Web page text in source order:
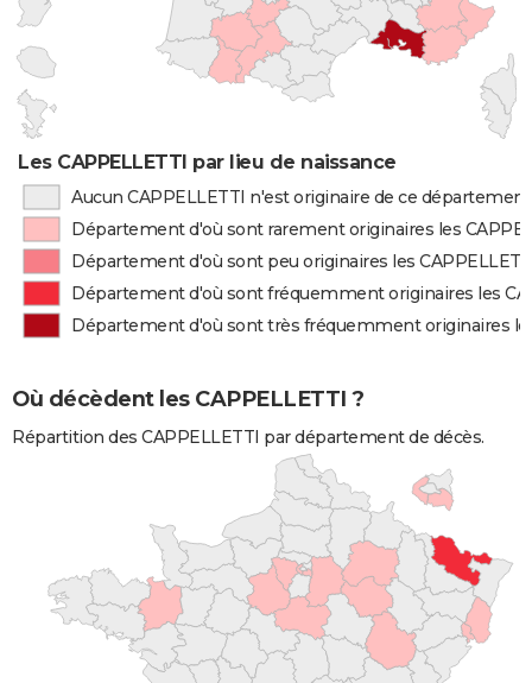
Les CAPPELLETTI par lieu de naissance
Aucun CAPPELLETTI n'est originaire de ce département
Département d'où sont rarement originaires les
Département d'où sont peu originaires les
Département d'où sont fréquemment originaires les
Département d'où sont très fréquemment originaires
Où décèdent les CAPPELLETTI ?
Répartition des CAPPELLETTI par département de décès.